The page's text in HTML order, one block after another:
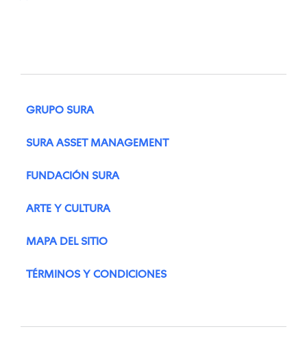
GRUPO SURA
SURA ASSET MANAGEMENT
FUNDACIÓN SURA
ARTE Y CULTURA
MAPA DEL SITIO
TÉRMINOS Y CONDICIONES